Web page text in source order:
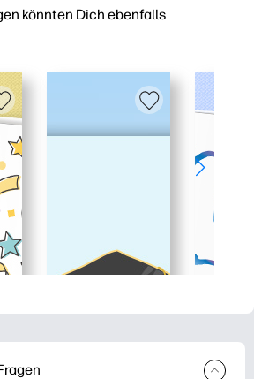
könnten Dich ebenfalls